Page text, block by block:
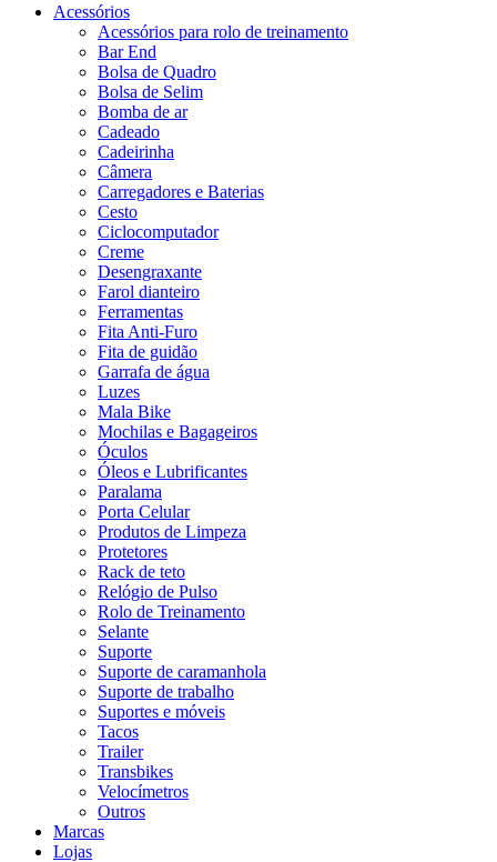
Acessórios
Acessórios para rolo de treinamento
Bar End
Bolsa de Quadro
Bolsa de Selim
Bomba de ar
Cadeado
Cadeirinha
Câmera
Carregadores e Baterias
Cesto
Ciclocomputador
Creme
Desengraxante
Farol dianteiro
Ferramentas
Fita Anti-Furo
Fita de guidão
Garrafa de água
Luzes
Mala Bike
Mochilas e Bagageiros
Óculos
Óleos e Lubrificantes
Paralama
Porta Celular
Produtos de Limpeza
Protetores
Rack de teto
Relógio de Pulso
Rolo de Treinamento
Selante
Suporte
Suporte de caramanhola
Suporte de trabalho
Suportes e móveis
Tacos
Trailer
Transbikes
Velocímetros
Outros
Marcas
Lojas